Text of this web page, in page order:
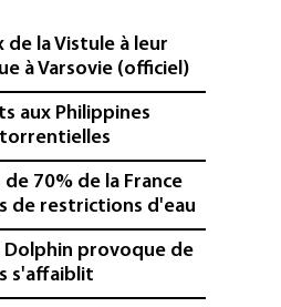
de la Vistule à leur
à Varsovie (officiel)
aux Philippines
70% de la France
de restrictions d'eau
Dolphin provoque de
s'affaiblit